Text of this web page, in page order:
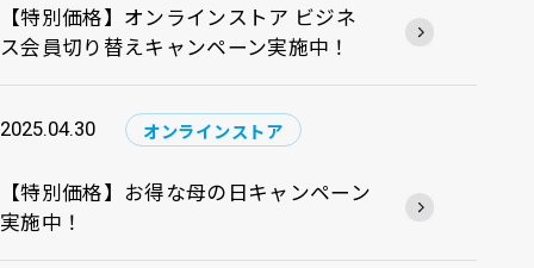
【特別価格】オンラインストア ビジネ
ス会員切り替えキャンペーン実施中！
2025.04.30 オンラインストア
【特別価格】お得な母の日キャンペーン
実施中！